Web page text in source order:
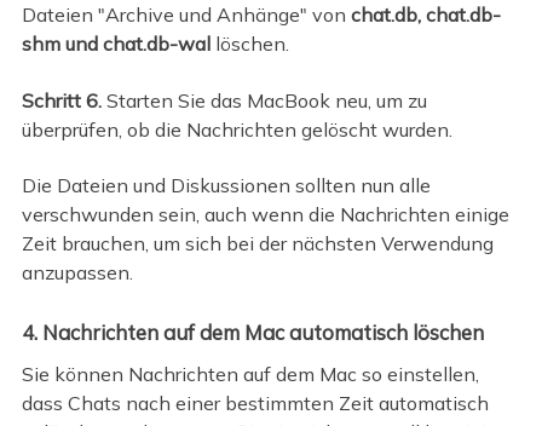
Dateien "Archive und Anhänge" von chat.db, chat.db-
shm und chat.db-wallöschen.
Schritt 6. Starten Sie das MacBook neu, um zu
überprüfen, ob die Nachrichten gelöscht wurden.
Die Dateien und Diskussionen sollten nun alle
verschwunden sein, auch wenn die Nachrichten einige
Zeit brauchen, um sich bei der nächsten Verwendung
anzupassen.
4. Nachrichten auf dem Mac automatisch löschen
Sie können Nachrichten auf dem Mac so einstellen,
dass Chats nach einer bestimmten Zeit automatisch